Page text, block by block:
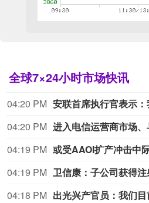
全球7×24小时市场快讯
04:20 PM
04:20 PM
04:19 PM
04:19 PM
04:18 PM